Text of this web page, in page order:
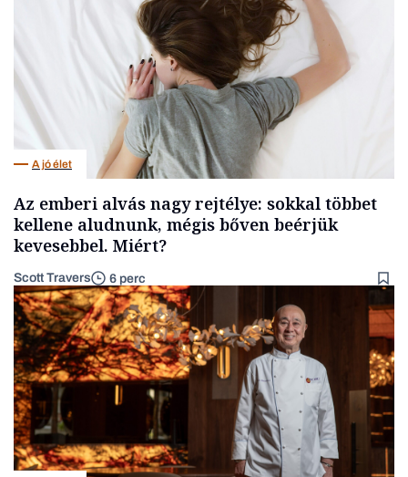
A jó élet
Az emberi alvás nagy rejtélye: sokkal többet
kellene aludnunk, mégis bőven beérjük
kevesebbel. Miért?
Scott Travers 6 perc